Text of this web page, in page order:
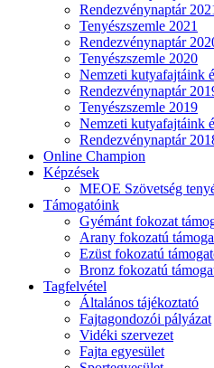
Rendezvénynaptár
Tenyészszemle 2021
Rendezvénynaptár
Tenyészszemle 2020
Nemzeti kutyafajtáink
Rendezvénynaptár
Tenyészszemle 2019
Nemzeti kutyafajtáink
Rendezvénynaptár
Online Champion
Képzések
MEOE Szövetség
Támogatóink
Gyémánt fokozat
Arany fokozatú
Ezüst fokozatú
Bronz fokozatú
Tagfelvétel
Általános tájékoztató
Fajtagondozói pályázat
Vidéki szervezet
Fajta egyesület